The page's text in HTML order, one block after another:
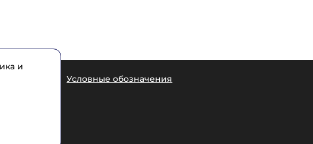
Условные обозначения
и